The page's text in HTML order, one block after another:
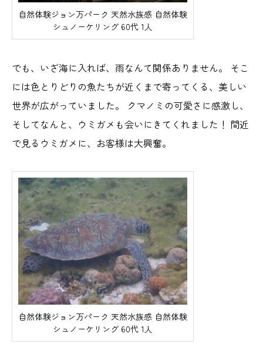
自然体験ジョン万パーク 天然水族感 自然体験
シュノーケリング 60代 1人
でも、いざ海に入れば、雨なんて関係ありません。 そこ
には色とりどりの魚たちが近くまで寄ってくる、美しい
世界が広がっていました。 クマノミの可愛さに感激し、
そしてなんと、ウミガメも会いにきてくれました！ 間近
で見るウミガメに、お客様は大興奮。
自然体験ジョン万パーク 天然水族感 自然体験
シュノーケリング 60代 1人